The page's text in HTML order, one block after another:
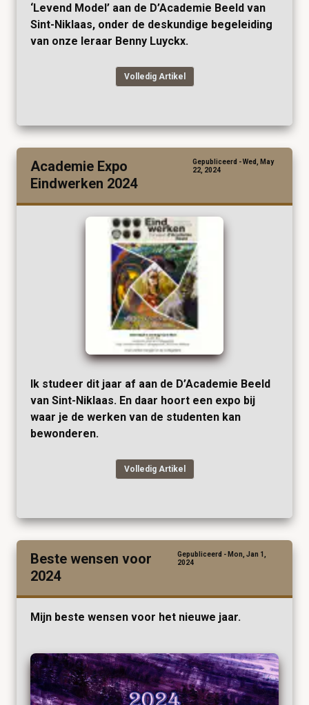
‘Levend Model’ aan de D’Academie Beeld van
Sint-Niklaas, onder de deskundige begeleiding
van onze leraar Benny Luyckx.
Volledig Artikel
Academie Expo
Eindwerken 2024
Gepubliceerd - Wed, May
22, 2024
Ik studeer dit jaar af aan de D’Academie Beeld
van Sint-Niklaas. En daar hoort een expo bij
waar je de werken van de studenten kan
bewonderen.
Volledig Artikel
Beste wensen voor
2024
Gepubliceerd - Mon, Jan 1,
2024
Mijn beste wensen voor het nieuwe jaar.